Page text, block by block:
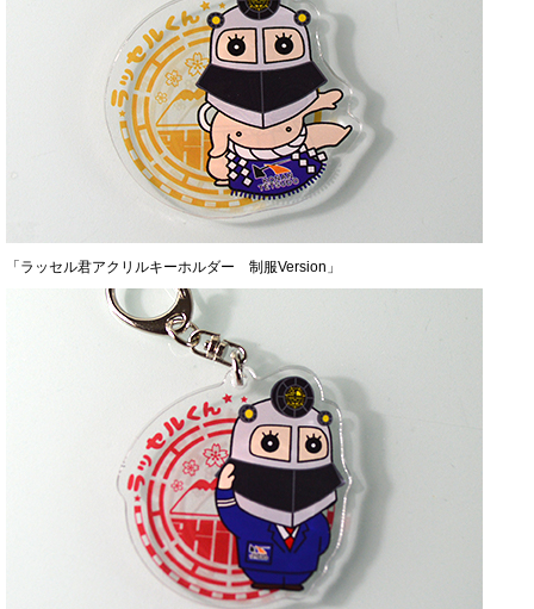
「ラッセル君アクリルキーホルダー 制服Version」